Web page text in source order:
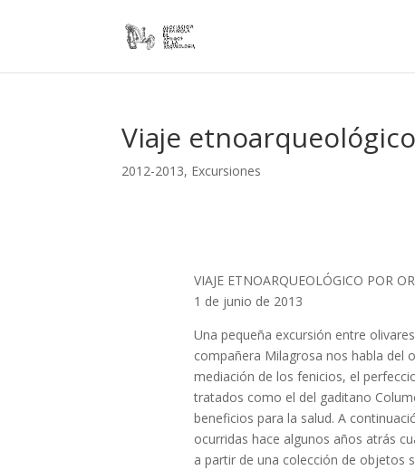
Viaje
2012-2013, Excursiones
VIAJE ETNOARQUEOLÓGICO POR
1 de junio de 2013
Una pequeña excursión entre
compañera Milagrosa nos habla del
mediación de los fenicios, el
tratados como el del gaditano
beneficios para la salud. A
ocurridas hace algunos años atrás
a partir de una colección de objetos